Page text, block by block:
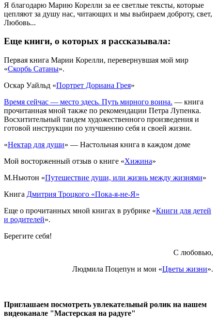
Я благодарю Марию Корелли за ее светлые тексты, которые
цепляют за душу нас, читающих и мы выбираем доброту, свет,
Любовь...
Еще книги, о которых я рассказывала:
Первая книга Марии Корелли, перевернувшая мой мир
«Скорбь Сатаны».
Оскар Уайльд «Портрет Дориана Грея»
Время сейчас — место здесь. Путь мирного воина. — книга
прочитанная мной также по рекомендации Петра Лупенка.
Восхитительный тандем художественного произведения и
готовой инструкции по улучшению себя и своей жизни.
«Нектар для души» — Настольная книга в каждом доме
Мой восторженный отзыв о книге «Хижина»
М.Ньютон «Путешествие души, или жизнь между жизнями»
Книга Дмитрия Троцкого «Пока-я-не-Я»
Еще о прочитанных мной книгах в рубрике «Книги для детей
и родителей».
Берегите себя!
С любовью,
Людмила Поцепун и мои «Цветы жизни».
Приглашаем посмотреть увлекательный ролик на нашем
видеоканале "Мастерская на радуге"